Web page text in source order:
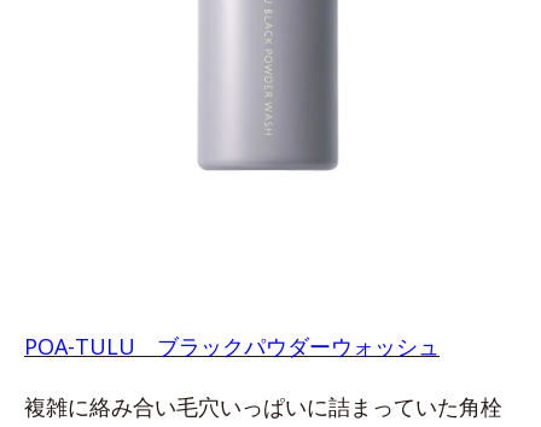
POA-TULU ブラックパウダーウォッシュ
複雑に絡み合い毛穴いっぱいに詰まっていた角栓